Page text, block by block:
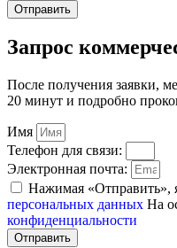
Отправить
Запрос
После получения заявки,
20 минут и подробно
Имя
Телефон для связи:
Электронная почта:
Нажимая «Отправить»,
персональных данных На
конфиденциальности
Отправить